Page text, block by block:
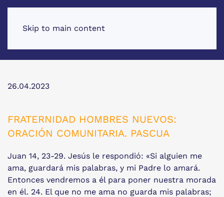
Skip to main content
26.04.2023
FRATERNIDAD HOMBRES NUEVOS:
ORACIÓN COMUNITARIA. PASCUA
Juan 14, 23-29. Jesús le respondió: «Si alguien me
ama, guardará mis palabras, y mi Padre lo amará.
Entonces vendremos a él para poner nuestra morada
en él. 24. El que no me ama no guarda mis palabras;